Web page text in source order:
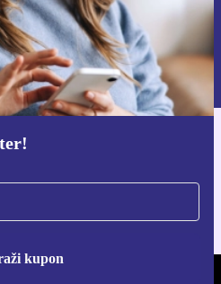
kupon
kupon
podataka možeš pronaći u našim
refurbed aplikaciju